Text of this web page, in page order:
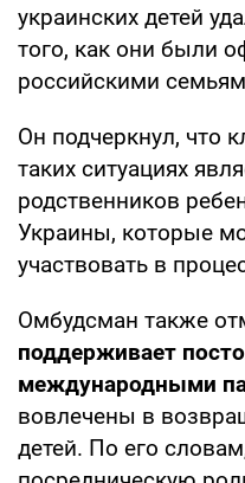
украинских детей
того, как они были
российскими
Он подчеркнул, что
таких ситуациях
родственников
Украины, которые
участвовать в
Омбудсман также
поддерживает
международными
вовлечены в
детей. По его